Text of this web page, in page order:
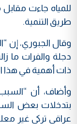
للمياه جاءت
طريق التنمية.
وقال الجبوري، إن
دجلة والفرات ما
ذات أهمية في هذا
وأضاف، أن
بتدخلات بعض
عراقي تركي غير